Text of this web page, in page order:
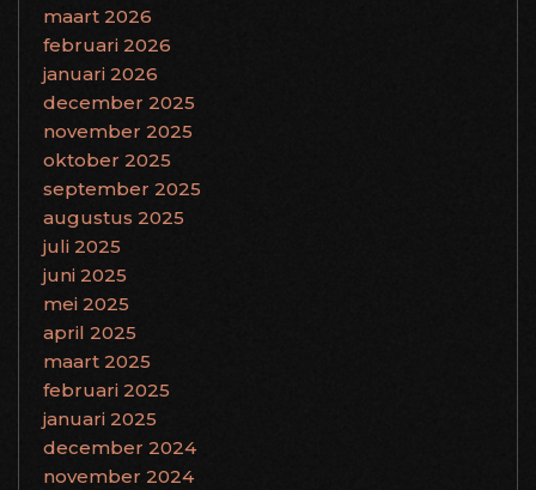
maart 2026
februari 2026
januari 2026
december 2025
november 2025
oktober 2025
september 2025
augustus 2025
juli 2025
juni 2025
mei 2025
april 2025
maart 2025
februari 2025
januari 2025
december 2024
november 2024